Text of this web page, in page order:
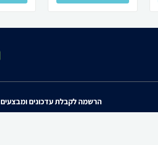
הרשמה לקבלת עדכונים ומבצעים